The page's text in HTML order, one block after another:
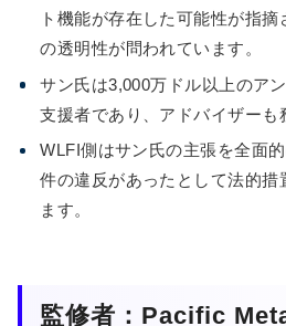
ト機能が存在した可能性が指
の透明性が問われています。
サン氏は3,000万ドル以上のア
支援者であり、アドバイザーも
WLFI側はサン氏の主張を全面
件の違反があったとして法的措
ます。
監修者：Pacific